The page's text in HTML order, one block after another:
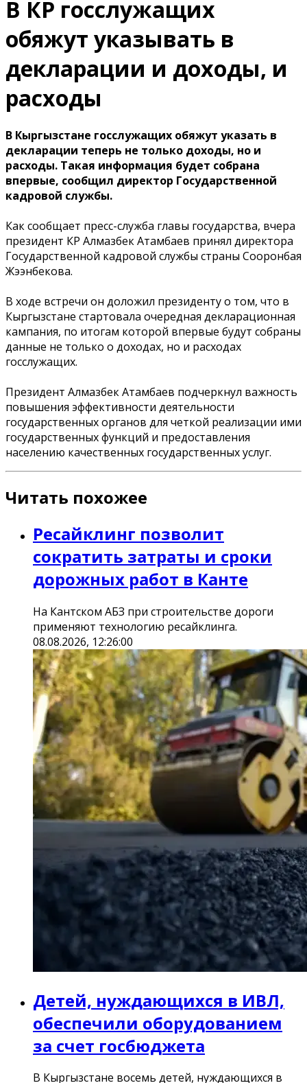
В КР госслужащих
обяжут указывать в
декларации и доходы, и
расходы
В Кыргызстане госслужащих обяжут указать в
декларации теперь не только доходы, но и
расходы. Такая информация будет собрана
впервые, сообщил директор Гоcударственной
кадровой службы.
Как сообщает пресс-служба главы государства, вчера
президент КР Алмазбек Атамбаев принял директора
Государственной кадровой службы страны Сооронбая
Жээнбекова.
В ходе встречи он доложил президенту о том, что в
Кыргызстане стартовала очередная декларационная
кампания, по итогам которой впервые будут собраны
данные не только о доходах, но и расходах
госслужащих.
Президент Алмазбек Атамбаев подчеркнул важность
повышения эффективности деятельности
государственных органов для четкой реализации ими
государственных функций и предоставления
населению качественных государственных услуг.
Читать похожее
Ресайклинг позволит
сократить затраты и сроки
дорожных работ в Канте
На Кантском АБЗ при строительстве дороги
применяют технологию ресайклинга.
08.08.2026, 12:26:00
Детей, нуждающихся в ИВЛ,
обеспечили оборудованием
за счет госбюджета
В Кыргызстане восемь детей, нуждающихся в